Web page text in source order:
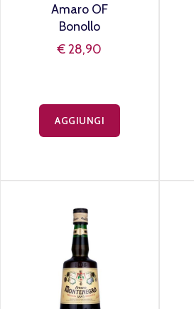
Amaro OF
Bonollo
€ 28,90
AGGIUNGI